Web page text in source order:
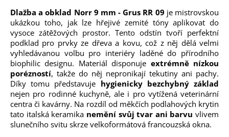
Dlažba a obklad Norr 9 mm - Grus RR 09 je mistrovskou
ukázkou toho, jak lze hřejivé zemité tóny aplikovat do
vysoce zátěžových prostor. Tento odstín tvoří perfektní
podklad pro prvky ze dřeva a kovu, což z něj dělá velmi
vyhledávanou volbu pro interiéry laděné do přírodního
biophilic designu. Materiál disponuje extrémně nízkou
porézností, takže do něj nepronikají tekutiny ani pachy.
Díky tomu představuje hygienicky bezchybný základ
nejen pro rodinné kuchyně, ale i pro vytížená veterinární
centra či kavárny. Na rozdíl od měkčích podlahových krytin
tato italská keramika nemění svůj tvar ani barvu vlivem
slunečního svitu skrze velkoformátová francouzská okna.